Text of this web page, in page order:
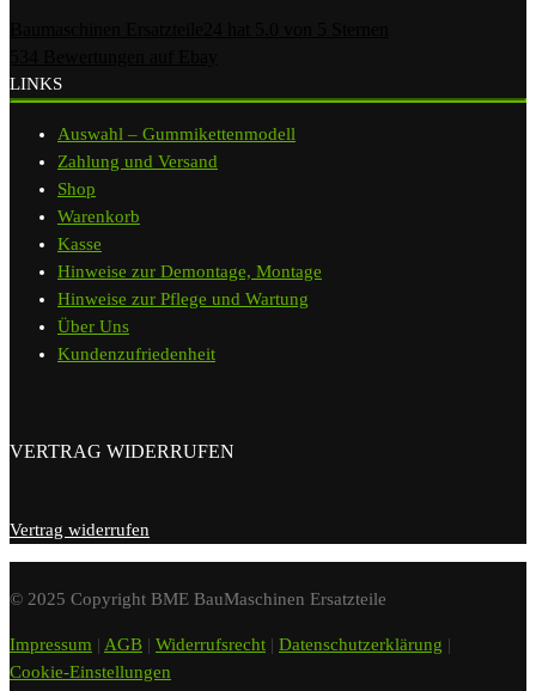
LINKS
Auswahl – Gummikettenmodell
Zahlung und Versand
Shop
Warenkorb
Kasse
Hinweise zur Demontage, Montage
Hinweise zur Pflege und Wartung
Über Uns
Kundenzufriedenheit
VERTRAG WIDERRUFEN
Vertrag widerrufen
© 2025 Copyright BME BauMaschinen Ersatzteile
Impressum | AGB | Widerrufsrecht | Datenschutzerklärung |
Cookie-Einstellungen